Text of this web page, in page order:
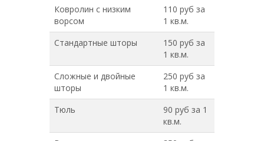
Ковролин с низким
ворсом
110 руб за
1 кв.м.
Стандартные шторы
150 руб за
1 кв.м.
Сложные и двойные
шторы
250 руб за
1 кв.м.
Тюль
90 руб за 1
кв.м.